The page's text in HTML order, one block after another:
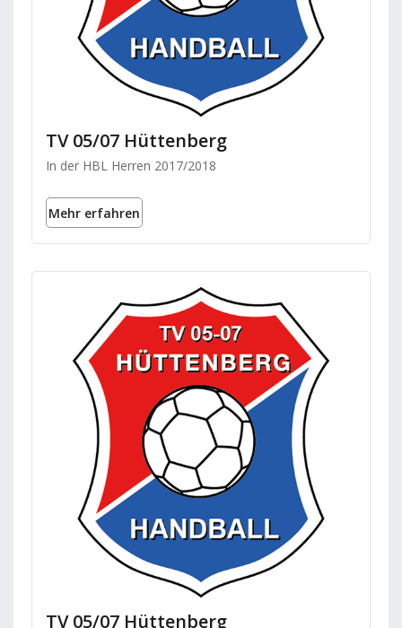
TV 05/07 Hüttenberg
In der HBL Herren 2017/2018
Mehr erfahren
TV 05/07 Hüttenberg